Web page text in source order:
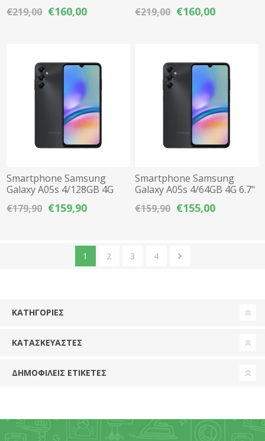
€219,00 €160,00 €219,00 €160,00
Smartphone Samsung
Galaxy A05s 4/128GB 4G
€179,90 €159,90
Smartphone Samsung
Galaxy A05s 4/64GB 4G 6.7"
€159,90 €155,00
1 2 3 4
ΚΑΤΗΓΟΡΊΕΣ
ΚΑΤΑΣΚΕΥΑΣΤΈΣ
ΔΗΜΟΦΙΛΕΙΣ ΕΤΙΚΕΤΕΣ